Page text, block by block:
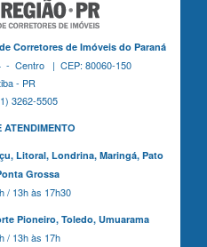
Corretores de Imóveis do Paraná
- Centro | CEP: 80060-150
- PR
3262-5505
ATENDIMENTO
Litoral, Londrina, Maringá, Pato
Grossa
/ 13h às 17h30
Pioneiro, Toledo, Umuarama
/ 13h às 17h